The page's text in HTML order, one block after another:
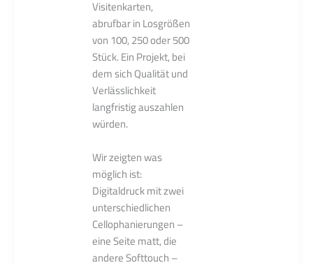
Visitenkarten,
abrufbar in Losgrößen
von 100, 250 oder 500
Stück. Ein Projekt, bei
dem sich Qualität und
Verlässlichkeit
langfristig auszahlen
würden.
Wir zeigten was
möglich ist:
Digitaldruck mit zwei
unterschiedlichen
Cellophanierungen –
eine Seite matt, die
andere Softtouch –